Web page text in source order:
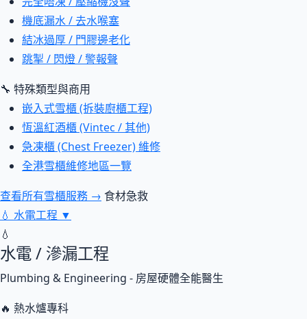
機底漏水 / 去水喉塞
結冰過厚 / 門膠邊老化
跳掣 / 閃燈 / 警報聲
🔧 特殊類型與商用
嵌入式雪櫃 (拆裝廚櫃工程)
恆溫紅酒櫃 (Vintec / 其他)
急凍櫃 (Chest Freezer) 維修
全港雪櫃維修地區一覽
查看所有雪櫃服務 → 食材急救
💧 水電工程 ▼
💧
水電 / 滲漏工程
Plumbing & Engineering - 房屋硬體全能醫生
🔥 熱水爐專科